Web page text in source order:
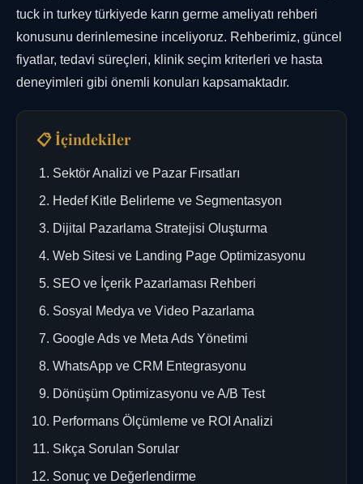
tuck in turkey türkiyede karın germe ameliyatı rehberi
konusunu derinlemesine inceliyoruz. Rehberimiz, güncel
fiyatlar, tedavi süreçleri, klinik seçim kriterleri ve hasta
deneyimleri gibi önemli konuları kapsamaktadır.
📋 İçindekiler
Sektör Analizi ve Pazar Fırsatları
Hedef Kitle Belirleme ve Segmentasyon
Dijital Pazarlama Stratejisi Oluşturma
Web Sitesi ve Landing Page Optimizasyonu
SEO ve İçerik Pazarlaması Rehberi
Sosyal Medya ve Video Pazarlama
Google Ads ve Meta Ads Yönetimi
WhatsApp ve CRM Entegrasyonu
Dönüşüm Optimizasyonu ve A/B Test
Performans Ölçümleme ve ROI Analizi
Sıkça Sorulan Sorular
Sonuç ve Değerlendirme